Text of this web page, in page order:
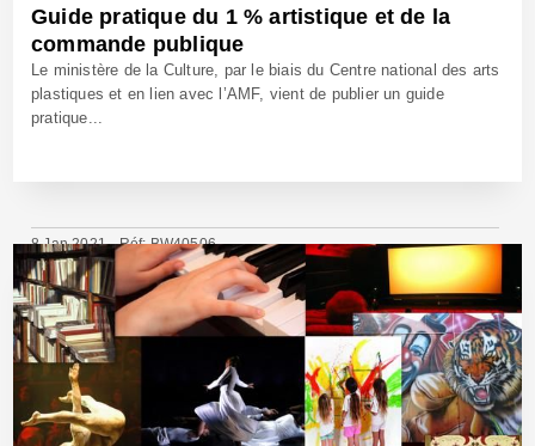
Guide pratique du 1 % artistique et de la
commande publique
Le ministère de la Culture, par le biais du Centre national des arts
plastiques et en lien avec l’AMF, vient de publier un guide
pratique...
8 Jan 2021 - Réf: BW40506